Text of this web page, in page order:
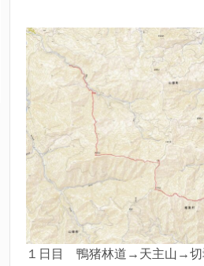
１日目 鴨猪林道→天主山→